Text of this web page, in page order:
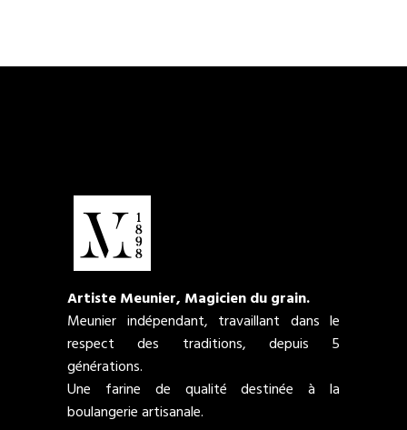
Artiste Meunier, Magicien du grain.
Meunier indépendant, travaillant dans le
respect des traditions, depuis 5
générations.
Une farine de qualité destinée à la
boulangerie artisanale.